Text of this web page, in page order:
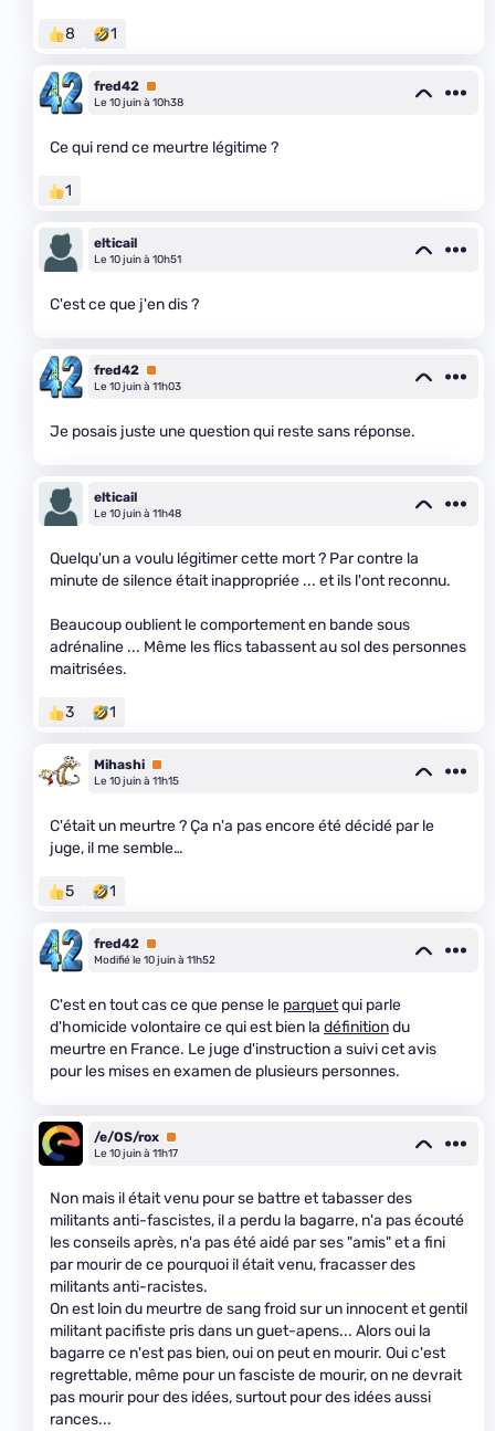
8 1
fred42 Premium
Le 10 juin à 10h38
Ce qui rend ce meurtre légitime ?
1
elticail
Le 10 juin à 10h51
C'est ce que j'en dis ?
fred42 Premium
Le 10 juin à 11h03
Je posais juste une question qui reste sans réponse.
elticail
Le 10 juin à 11h48
Quelqu'un a voulu légitimer cette mort ? Par contre la
minute de silence était inappropriée ... et ils l'ont reconnu.
Beaucoup oublient le comportement en bande sous
adrénaline ... Même les flics tabassent au sol des personnes
maitrisées.
3 1
Mihashi Premium
Le 10 juin à 11h15
C'était un meurtre ? Ça n'a pas encore été décidé par le
juge, il me semble…
5 1
fred42 Premium
Modifié le 10 juin à 11h52
C'est en tout cas ce que pense le parquetqui parle
d'homicide volontaire ce qui est bien la définitiondu
meurtre en France. Le juge d'instruction a suivi cet avis
pour les mises en examen de plusieurs personnes.
/e/OS/rox Premium
Le 10 juin à 11h17
Non mais il était venu pour se battre et tabasser des
militants anti-fascistes, il a perdu la bagarre, n'a pas écouté
les conseils après, n'a pas été aidé par ses "amis" et a fini
par mourir de ce pourquoi il était venu, fracasser des
militants anti-racistes.
On est loin du meurtre de sang froid sur un innocent et gentil
militant pacifiste pris dans un guet-apens... Alors oui la
bagarre ce n'est pas bien, oui on peut en mourir. Oui c'est
regrettable, même pour un fasciste de mourir, on ne devrait
pas mourir pour des idées, surtout pour des idées aussi
rances...